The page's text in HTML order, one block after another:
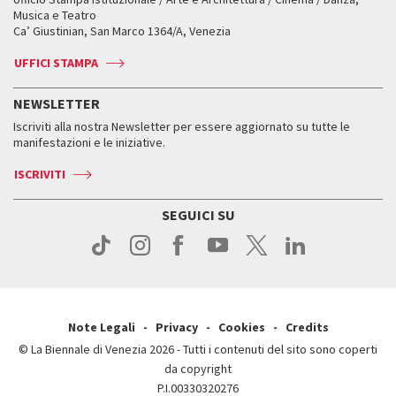
Come raggiungerci
Press
Orari e sedi
Accrediti
Come raggiungerci
Orari e sedi
Biglietti
Accrediti
Come raggiungerci
Contatti
Press
Come raggiungerci
Press
Leone d’oro alla carriera
Leone d’argento
Edizioni passate
Orari e sedi
Biglietti
Servizi al pubblico
Come raggiungerci
Contatti
Biennale College ASAC
ASAC DATI
Storia
Orari e sedi
Musica e Teatro
Ca’ Giustinian, San Marco 1364/A, Venezia
UFFICI STAMPA
NEWSLETTER
Iscriviti alla nostra Newsletter per essere aggiornato su tutte le
manifestazioni e le iniziative.
ISCRIVITI
SEGUICI SU
Note Legali Privacy Cookies
Credits
© La Biennale di Venezia 2026 - Tutti i contenuti del sito sono coperti
da copyright
P.I.00330320276